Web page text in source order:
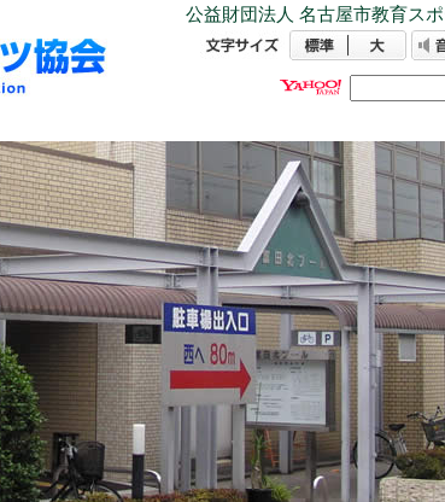
公益財団法人 名古屋市教育ス